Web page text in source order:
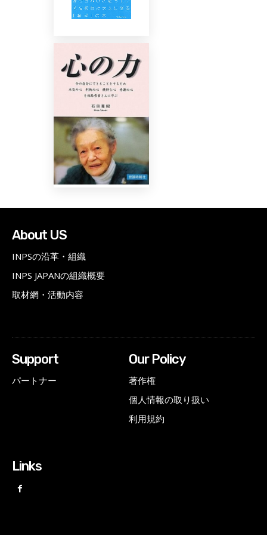
About US
INPSの沿革・組織
INPS JAPANの組織概要
取材網・活動内容
Support
パートナー
Our Policy
著作権
個人情報の取り扱い
利用規約
Links